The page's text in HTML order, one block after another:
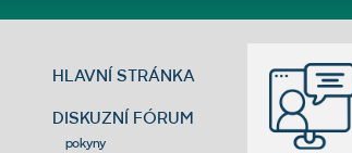
HLAVNÍ STRÁNKA
DISKUZNÍ FÓRUM
pokyny